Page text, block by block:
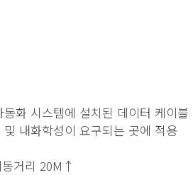
화 시스템에 설치된 데이터 케이블
내화학성이 요구되는 곳에 적용
거리 20M↑